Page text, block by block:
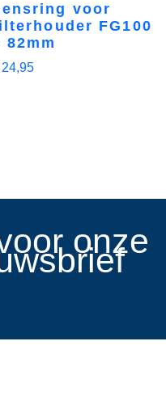
voor
FG100
82mm
24,95
onze